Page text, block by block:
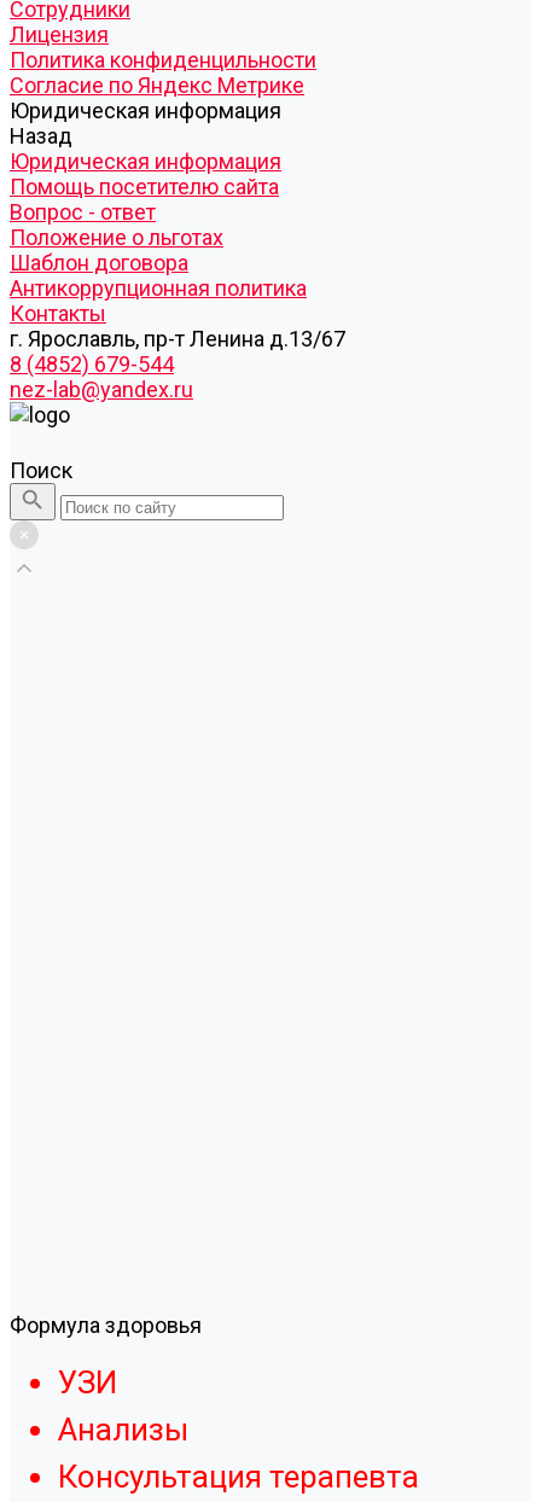
Сотрудники
Лицензия
Политика конфиденцильности
Согласие по Яндекс Метрике
Юридическая информация
Назад
Юридическая информация
Помощь посетителю сайта
Вопрос - ответ
Положение о льготах
Шаблон договора
Антикоррупционная политика
Контакты
г. Ярославль, пр-т Ленина д.13/67
8 (4852) 679-544
nez-lab@yandex.ru
Поиск
Формула здоровья
УЗИ
Анализы
Консультация терапевта